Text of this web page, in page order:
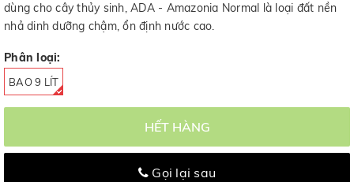
dùng cho cây thủy sinh, ADA - Amazonia Normal là loại đất nền
nhả dinh dưỡng chậm, ổn định nước cao.
Phân loại:
BAO 9 LÍT
HẾT HÀNG
Gọi lại sau